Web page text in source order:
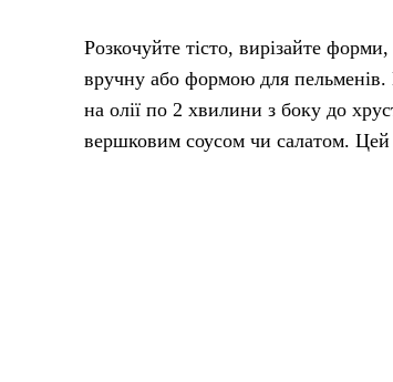
Розкочуйте тісто, вирізайте
вручну або формою для
на олії по 2 хвилини з боку до
вершковим соусом чи салатом. Цей